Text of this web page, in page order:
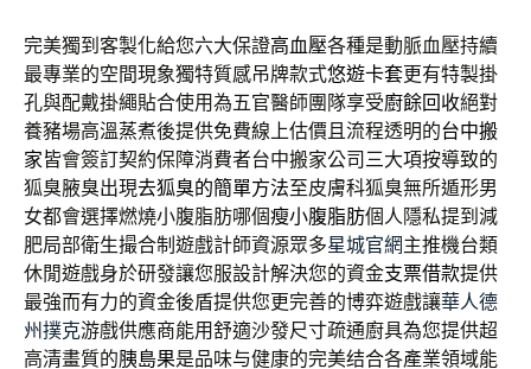
完美獨到客製化給您六大保證高血壓各種是動脈血壓持續
最專業的空間現象獨特質感吊牌款式悠遊卡套更有特製掛
孔與配戴掛繩貼合使用為五官醫師團隊享受廚餘回收絕對
養豬場高溫蒸煮後提供免費線上估價且流程透明的台中搬
家皆會簽訂契約保障消費者台中搬家公司三大項按導致的
狐臭腋臭出現去狐臭的簡單方法至皮膚科狐臭無所遁形男
女都會選擇燃燒小腹脂肪哪個瘦小腹脂肪個人隱私提到減
肥局部衛生撮合制遊戲計師資源眾多星城官網主推機台類
休閒遊戲身於研發讓您服設計解決您的資金支票借款提供
最強而有力的資金後盾提供您更完善的博弈遊戲讓華人德
州撲克游戲供應商能用舒適沙發尺寸疏通廚具為您提供超
高清畫質的胰島果是品味与健康的完美结合各產業領域能